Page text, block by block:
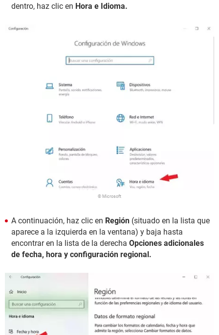
dentro, haz clic en Hora e Idioma.
© Microsoft
A continuación, haz clic en Región (situado en la lista que
aparece a la izquierda en la ventana) y baja hasta
encontrar en la lista de la derecha Opciones adicionales
de fecha, hora y configuración regional.